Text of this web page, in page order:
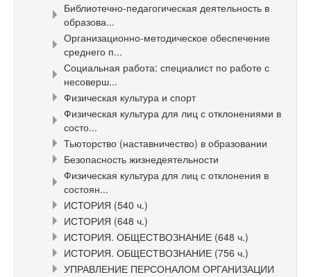
Библиотечно-педагогическая деятельность в
образова...
Организационно-методическое обеспечение
среднего п...
Социальная работа: специалист по работе с
несоверш...
Физическая культура и спорт
Физическая культура для лиц с отклонениями в
состо...
Тьюторство (наставничество) в образовании
Безопасность жизнедеятельности
Физическая культура для лиц с отклонения в
состоян...
ИСТОРИЯ (540 ч.)
ИСТОРИЯ (648 ч.)
ИСТОРИЯ. ОБЩЕСТВОЗНАНИЕ (648 ч.)
ИСТОРИЯ. ОБЩЕСТВОЗНАНИЕ (756 ч.)
УПРАВЛЕНИЕ ПЕРСОНАЛОМ ОРГАНИЗАЦИИ